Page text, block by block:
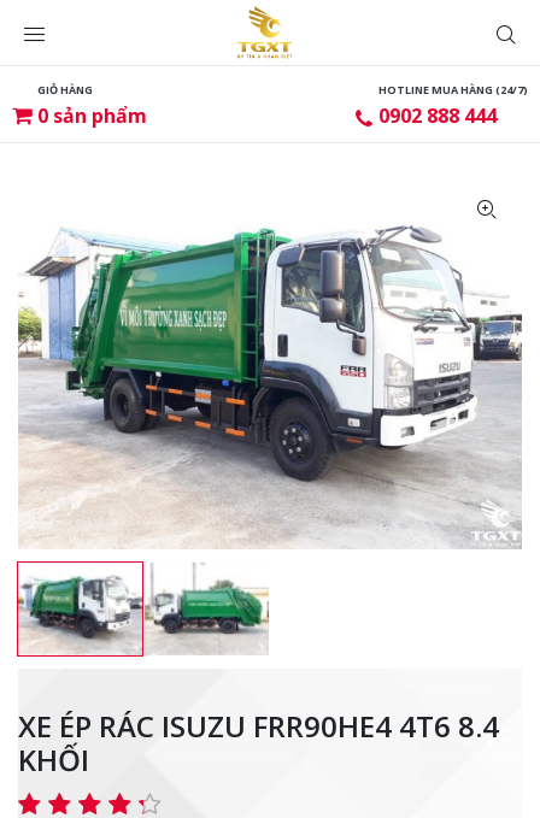
GIỎ HÀNG
0 sản phẩm
HOTLINE MUA HÀNG (24/7)
0902 888 444
XE ÉP RÁC ISUZU FRR90HE4 4T6 8.4
KHỐI